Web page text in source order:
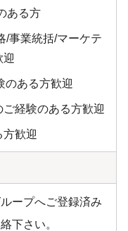
ある方
/事業統括/マーケテ
迎
のある方歓迎
経験のある方歓迎
方歓迎
ープへご登録済み
下さい。